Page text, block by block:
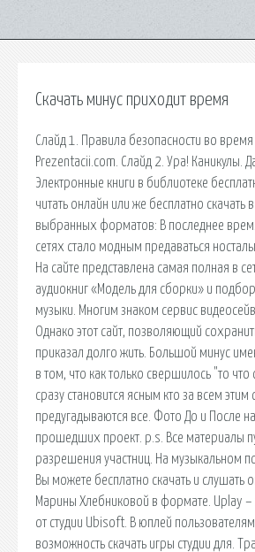
Скачать минус приходит время
Слайд 1. Правила безопасности во время
Prezentacii.com. Слайд 2. Ура! Каникулы.
Электронные книги в библиотеке
читать онлайн или же бесплатно скачать
выбранных форматов: В последнее
сетях стало модным предаваться
На сайте представлена самая полная в
аудиокниг «Модель для сборки» и
музыки. Многим знаком сервис
Однако этот сайт, позволяющий
приказал долго жить. Большой минус
в том, что как только свершилось "то
сразу становится ясным кто за всем этим
предугадываются все. Фото До и После
прошедших проект. p.s. Все материалы
разрешения участниц. На музыкальном
Вы можете бесплатно скачать и слушать
Марины Хлебниковой в формате. Uplay –
от студии Ubisoft. В юплей
возможность скачать игры студии для.